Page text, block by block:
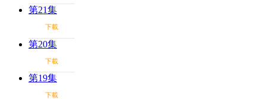
第21集
下載
第20集
下載
第19集
下載